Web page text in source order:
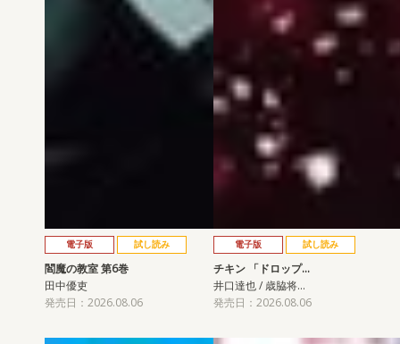
電子版 試し読み
閻魔の教室 第6巻
田中優吏
発売日：2026.08.06
電子版 試し読み
チキン 「ドロップ…
井口達也 / 歳脇将…
発売日：2026.08.06